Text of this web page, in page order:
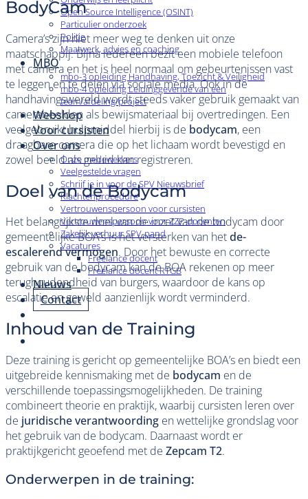
Open Source Intelligence (OSINT)
Particulier onderzoek
Politie
Maatwerk, advies en coaching
MBO
mbo-3 opleiding Handhaving, Toezicht & Veiligheid
mbo-4 opleiding Leidinggevende van een
team/afdeling/project
Webshop
Voor cursisten
Over ons
Onze medewerkers
Veelgestelde vragen
Schrijf je in voor de SPV Nieuwsbrief
Klachtenprocedure
Vertrouwenspersoon voor cursisten
Vertrouwenspersoon voor ZZP-docenten
Zakelijk verhuur SPV-pand
Vacatures
Freelance docent
Freelance docent RTGB
Nieuws
Contact
BodyCam
Camera’s zijn niet meer weg te denken uit onze
maatschappij. Bijna iedereen bezit een mobiele telefoon
met camera en het is heel normaal om gebeurtenissen vast
te leggen en te delen via sociale media. Ook in de
handhavingswereld wordt steeds vaker gebruik gemaakt van
camerabeelden als bewijsmateriaal bij overtredingen. Een
veelgebruikt hulpmiddel hierbij is de bodycam, een
draagbare camera die op het lichaam wordt bevestigd en
zowel beeld als geluid kan registreren.
Doel van de Bodycam
Het belangrijkste doel van de inzet van de bodycam door
gemeentelijke BOA’s is het versterken van hetde-
escalerend vermogen. Door het bewuste en correcte
gebruik van de bodycam kan de BOA rekenen op meer
terughoudendheid van burgers, waardoor de kans op
escalatie en geweld aanzienlijk wordt verminderd.
Inhoud van de Training
Deze training is gericht op gemeentelijke BOA’s en biedt een
uitgebreide kennismaking met de bodycam en de
verschillende toepassingsmogelijkheden. De training
combineert theorie en praktijk, waarbij cursisten leren over
de juridische verantwoording en wettelijke grondslag voor
het gebruik van de bodycam. Daarnaast wordt er
praktijkgericht geoefend met de Zepcam T2.
Onderwerpen in de training: